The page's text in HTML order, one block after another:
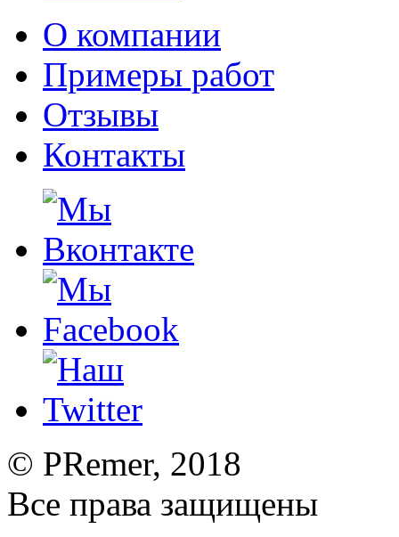
О компании
Примеры работ
Отзывы
Контакты
© PRemer, 2018
Все права защищены